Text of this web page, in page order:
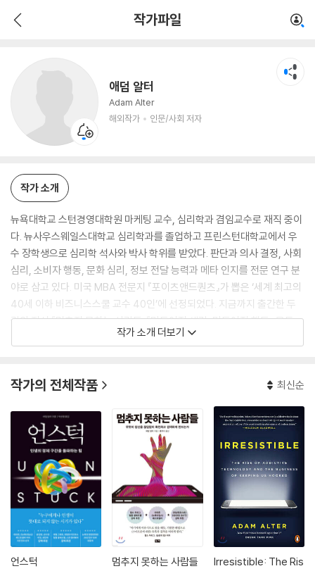
작가파일
애덤 알터
Adam Alter
해외작가
인문/사회 저자
인문/사회 저자
작가 소개
뉴욕대학교 스턴경영대학원 마케팅 교수, 심리학과 겸임교수로 재직 중이
다. 뉴사우스웨일스대학교 심리학과를 졸업하고 프린스턴대학교에서 우
수 장학생으로 심리학 석사와 박사 학위를 받았다. 판단과 의사 결정, 사회
심리, 소비자 행동, 문화 심리, 정보 전달 능력과 메타 인지를 전문 연구 분
야로 삼고 있다. 미국 MBA 전문지 『포이츠앤드퀀츠』가 뽑은 ‘세계 최고의
40세 이하 비즈니스스쿨 교수 40인’에 선정되었다. 지금까지 출간한 두
권의 저서 『멈추지 못하는 사람들』『만들어진 생각, 만들어진 행동』 모두
『뉴욕타임스』 베스트셀러에 올랐다. 『뉴욕타임스』『뉴요커』『워싱턴포스
앤하이저부시, 프루덴셜, 피델러티 등 수십 개 기업과 전 세계 여러 디자인
작가 소개 더보기
작가의 전체작품 최신순
언스턱 멈추지 못하는 사람들
Irresistible: The Ris